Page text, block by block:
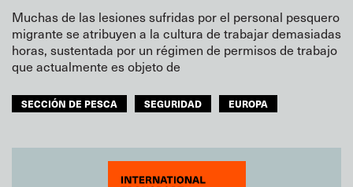
Muchas de las lesiones sufridas por el personal pesquero
migrante se atribuyen a la cultura de trabajar demasiadas
horas, sustentada por un régimen de permisos de trabajo
que actualmente es objeto de
SECCIÓN DE PESCA SEGURIDAD EUROPA